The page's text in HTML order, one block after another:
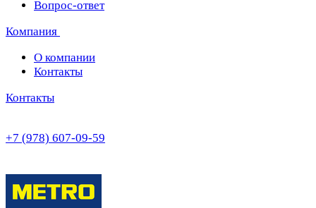
Вопрос-ответ
Компания
О компании
Контакты
Контакты
+7 (978) 607-09-59